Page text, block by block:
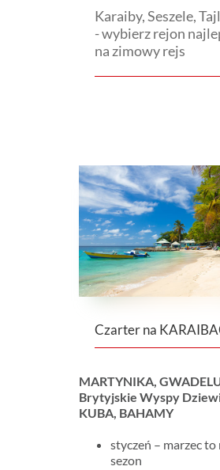
Karaiby, Seszele,
- wybierz rejon
na zimowy rejs
Czarter na
MARTYNIKA,
Brytyjskie Wyspy
KUBA, BAHAMY
styczeń – marzec to
sezon